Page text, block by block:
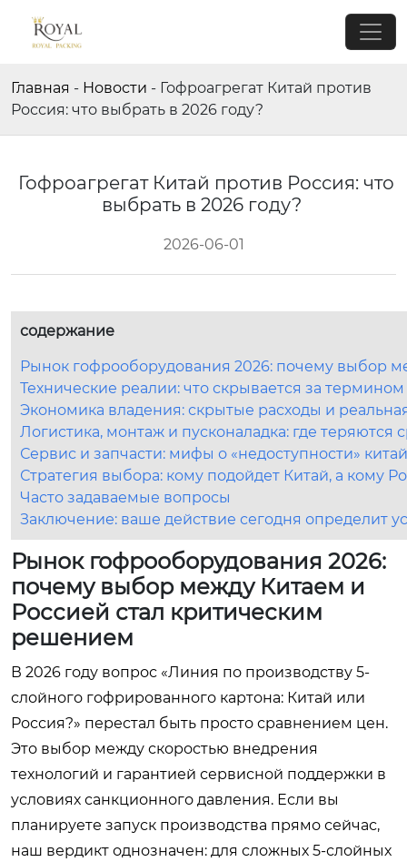
Главная - Новости - Гофроагрегат Китай против
Россия: что выбрать в 2026 году?
Гофроагрегат Китай против Россия: что
выбрать в 2026 году?
2026-06-01
содержание
Рынок гофрооборудования 2026: почему выбор
Технические реалии: что скрывается за
Экономика владения: скрытые расходы и
Логистика, монтаж и пусконаладка: где теряются
Сервис и запчасти: мифы о «недоступности»
Стратегия выбора: кому подойдет Китай, а кому
Часто задаваемые вопросы
Заключение: ваше действие сегодня определит
Рынок гофрооборудования 2026:
почему выбор между Китаем и
Россией стал критическим
решением
В 2026 году вопрос «Линия по производству 5-
слойного гофрированного картона: Китай или
Россия?» перестал быть просто сравнением цен.
Это выбор между скоростью внедрения
технологий и гарантией сервисной поддержки в
условиях санкционного давления. Если вы
планируете запуск производства прямо сейчас,
наш вердикт однозначен: для сложных 5-слойных